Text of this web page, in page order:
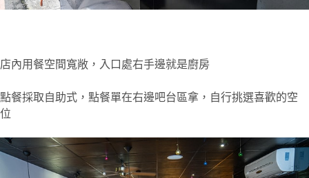
店內用餐空間寬敞，入口處右手邊就是廚房
點餐採取自助式，點餐單在右邊吧台區拿，自行挑選喜歡的空
位